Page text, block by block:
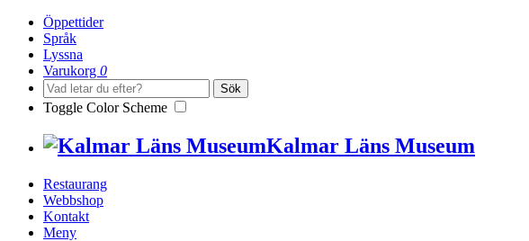
Öppettider
Språk
Lyssna
Varukorg 0
Sök
Toggle Color Scheme
Kalmar Läns Museum
Restaurang
Webbshop
Kontakt
Meny